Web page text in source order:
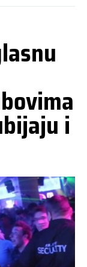
i